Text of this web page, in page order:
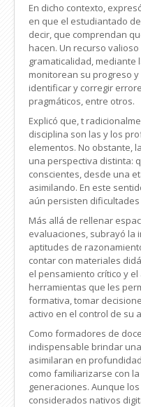
En dicho contexto,
en que el estudiantado
decir, que comprendan
hacen. Un recurso
gramaticalidad, mediante
monitorean su progreso
identificar y corregir
pragmáticos, entre otros.
Explicó que, t
disciplina son las y los
elementos. No obstante,
una perspectiva distinta:
conscientes, desde una
asimilando. En este
aún persisten
Más allá de rellenar
evaluaciones, subrayó la
aptitudes de
contar con materiales
el pensamiento crítico y
herramientas que les
formativa, tomar
activo en el control de su
Como formadores de
indispensable brindar
asimilaran en
como familiarizarse con
generaciones. Aunque
considerados nativos